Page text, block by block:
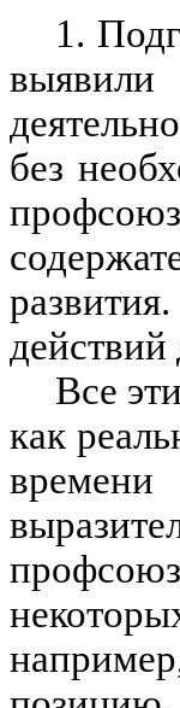
1.
без
действий
Все
как